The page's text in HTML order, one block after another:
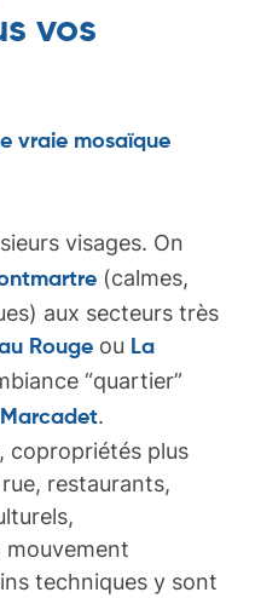
vos
vraie mosaïque
visages. On
(calmes,
aux secteurs très
Rouge ou La
“quartier”
Marcadet.
copropriétés plus
restaurants,
mouvement
techniques y sont